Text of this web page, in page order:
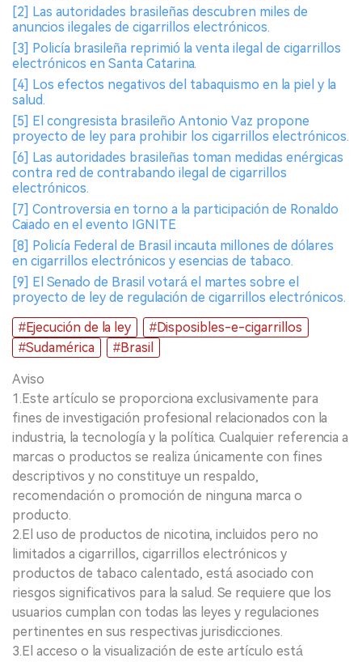
[2] Las autoridades brasileñas descubren miles de
anuncios ilegales de cigarrillos electrónicos.
[3] Policía brasileña reprimió la venta ilegal de cigarrillos
electrónicos en Santa Catarina.
[4] Los efectos negativos del tabaquismo en la piel y la
salud.
[5] El congresista brasileño Antonio Vaz propone
proyecto de ley para prohibir los cigarrillos electrónicos.
[6] Las autoridades brasileñas toman medidas enérgicas
contra red de contrabando ilegal de cigarrillos
electrónicos.
[7] Controversia en torno a la participación de Ronaldo
Caiado en el evento IGNITE
[8] Policía Federal de Brasil incauta millones de dólares
en cigarrillos electrónicos y esencias de tabaco.
[9] El Senado de Brasil votará el martes sobre el
proyecto de ley de regulación de cigarrillos electrónicos.
#Ejecución de la ley
#Disposibles-e-cigarrillos
#Sudamérica
#Brasil
Aviso
1.Este artículo se proporciona exclusivamente para
fines de investigación profesional relacionados con la
industria, la tecnología y la política. Cualquier referencia a
marcas o productos se realiza únicamente con fines
descriptivos y no constituye un respaldo,
recomendación o promoción de ninguna marca o
producto.
2.El uso de productos de nicotina, incluidos pero no
limitados a cigarrillos, cigarrillos electrónicos y
productos de tabaco calentado, está asociado con
riesgos significativos para la salud. Se requiere que los
usuarios cumplan con todas las leyes y regulaciones
pertinentes en sus respectivas jurisdicciones.
3.El acceso o la visualización de este artículo está